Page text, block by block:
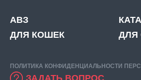
АВЗ
ДЛЯ КОШЕК
ДЛЯ
ПОЛИТИКА КОНФИДЕНЦИАЛЬНОСТИ
ЗАДАТЬ ВОПРОС